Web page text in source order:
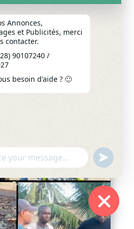
: LE GOUVERNEMENT
INSPECTIONS ET
DE NOUVELLES
Dans le...
Hide
Annonces,
et Publicités, merci
contacter.
90107240 /
besoin d'aide ? 🙂
undefined